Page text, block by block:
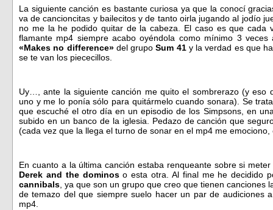
La siguiente canción es bastante curiosa ya que la conocí
va de cancioncitas y bailecitos y de tanto oirla jugando al jodío
no me la he podido quitar de la cabeza. El caso es que
flamante mp4 siempre acabo oyéndola como mínimo 3
«Makes no difference»del grupoSum 41 y la verdad es que
se te van los piececillos.
Uy…, ante la siguiente canción me quito el sombrerazo (y eso
uno y me lo ponía sólo para quitármelo cuando sonara). Se
que escuché el otro día en un episodio de los Simpsons, en
subido en un banco de la iglesia. Pedazo de canción que
(cada vez que la llega el turno de sonar en el mp4 me emociono,
En cuanto a la última canción estaba renqueante sobre si
Derek and the dominoso esta otra. Al final me he decidido
cannibals, ya que son un grupo que creo que tienen canciones
de temazo del que siempre suelo hacer un par de audiciones
mp4.